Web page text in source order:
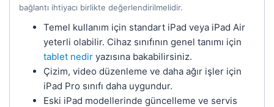
bağlantı ihtiyacı birlikte değerlendirilmelidir.
Temel kullanım için standart iPad veya iPad Air
yeterli olabilir. Cihaz sınıfının genel tanımı için
tablet nedir yazısına bakabilirsiniz.
Çizim, video düzenleme ve daha ağır işler için
iPad Pro sınıfı daha uygundur.
Eski iPad modellerinde güncelleme ve servis